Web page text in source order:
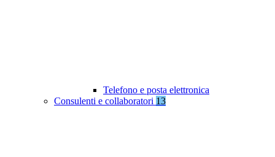
Telefono e posta elettronica
Consulenti e collaboratori 13